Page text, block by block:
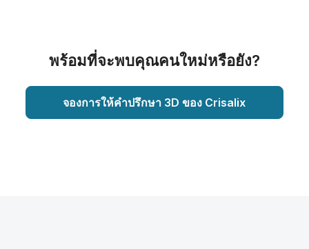
พร้อมที่จะพบคุณคนใหม่หรือยัง?
จองการให้คำปรึกษา 3D ของ Crisalix